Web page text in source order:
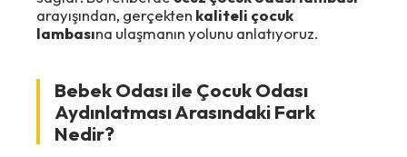
arayışından, gerçekten kaliteli çocuk
lambasına ulaşmanın yolunu anlatıyoruz.
Bebek Odası ile Çocuk Odası
Aydınlatması Arasındaki Fark
Nedir?